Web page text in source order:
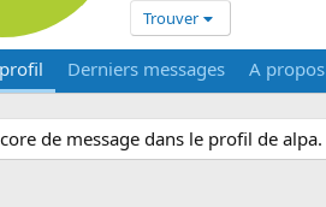
Trouver
Derniers messages A propos
de message dans le profil de alpa.